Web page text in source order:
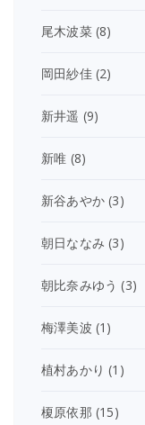
尾木波菜(8)
岡田紗佳(2)
新井遥 (9)
新唯 (8)
新谷あやか (3)
朝日ななみ (3)
朝比奈みゆう (3)
梅澤美波 (1)
植村あかり (1)
榎原依那 (15)